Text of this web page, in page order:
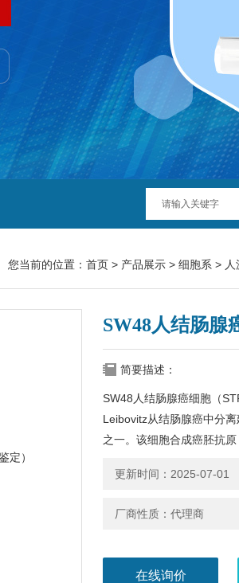
您当前的位置： 首页 > 产品展示 > 细胞系 >
SW48人结肠腺
简要描述：
SW48人结肠腺癌细胞（
Leibovitz从结肠腺癌中分
之一。该细胞合成癌胚抗原
更新时间：2025-07-01
厂商性质：代理商
在线询价